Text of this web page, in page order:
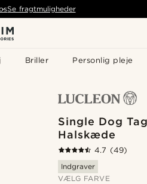
Briller Personlig pleje
- Se fragtmuligheder
Single Dog Tag
Halskæde
4.7 (49)
Indgraver
VÆLG FARVE